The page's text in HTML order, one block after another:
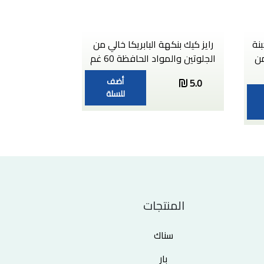
رايز كيك بنكهة البابريكا خالي من
الجلوتين والمواد الحافظة 60 غم
5.0
أضف
للسلة
المنتجات
سناك
بار